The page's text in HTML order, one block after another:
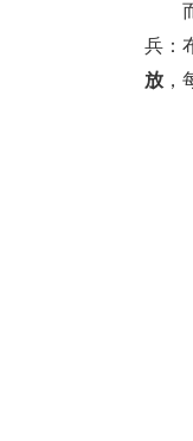
兵：
放 ，